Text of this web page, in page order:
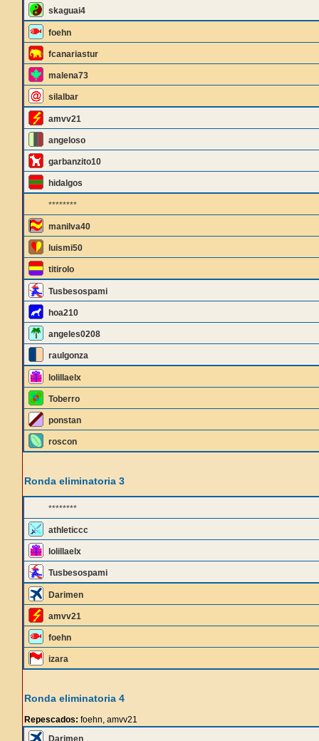
skaguai4
foehn
fcanariastur
malena73
silalbar
amvv21
angeloso
garbanzito10
hidalgos
********
manilva40
luismi50
titirolo
Tusbesospami
hoa210
angeles0208
raulgonza
lolillaelx
Toberro
ponstan
roscon
Ronda eliminatoria 3
********
athleticcc
lolillaelx
Tusbesospami
Darimen
amvv21
foehn
izara
Ronda eliminatoria 4
Repescados: foehn, amvv21
Darimen